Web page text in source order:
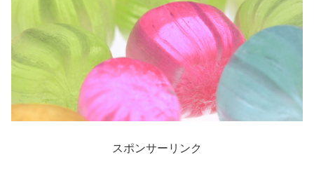
スポンサーリンク